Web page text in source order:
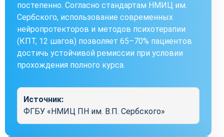
постепенно. Согласно стандартам НМИЦ им.
Сербского, использование современных
нейропротекторов и методов психотерапии
(КПТ, 12 шагов) позволяет 65–70% пациентов
достичь устойчивой ремиссии при условии
прохождения полного курса.
Источник:
ФГБУ «НМИЦ ПН им. В.П. Сербского»